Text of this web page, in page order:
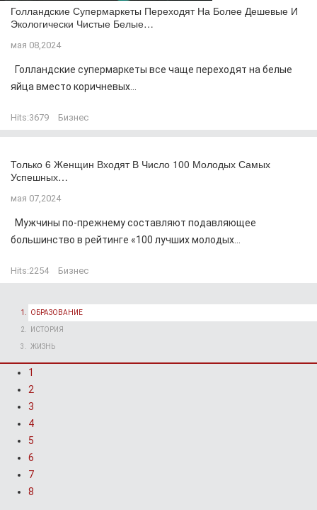
Голландские Супермаркеты Переходят На Более Дешевые И
Экологически Чистые Белые…
мая 08,2024
Голландские супермаркеты все чаще переходят на белые
яйца вместо коричневых...
Hits:3679 Бизнес
Только 6 Женщин Входят В Число 100 Молодых Самых
Успешных…
мая 07,2024
Мужчины по-прежнему составляют подавляющее
большинство в рейтинге «100 лучших молодых...
Hits:2254 Бизнес
ОБРАЗОВАНИЕ
ИСТОРИЯ
ЖИЗНЬ
1
2
3
4
5
6
7
8